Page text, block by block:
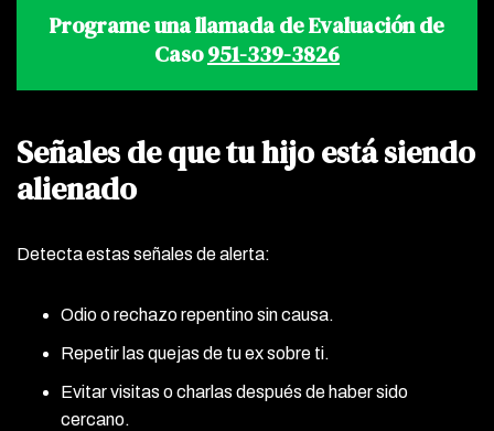
Programe una llamada de Evaluación de
Caso951-339-3826
Señales de que tu hijo está siendo
alienado
Detecta estas señales de alerta:
Odio o rechazo repentino sin causa.
Repetir las quejas de tu ex sobre ti.
Evitar visitas o charlas después de haber sido
cercano.